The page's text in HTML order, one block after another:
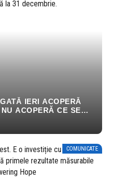
IERI ACOPERĂ
ACOPERĂ CE SE
COMUNICATE